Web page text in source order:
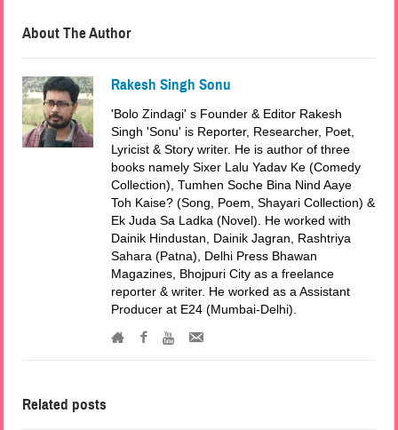
About The Author
Rakesh Singh Sonu
'Bolo Zindagi' s Founder & Editor Rakesh
Singh 'Sonu' is Reporter, Researcher, Poet,
Lyricist & Story writer. He is author of three
books namely Sixer Lalu Yadav Ke (Comedy
Collection), Tumhen Soche Bina Nind Aaye
Toh Kaise? (Song, Poem, Shayari Collection) &
Ek Juda Sa Ladka (Novel). He worked with
Dainik Hindustan, Dainik Jagran, Rashtriya
Sahara (Patna), Delhi Press Bhawan
Magazines, Bhojpuri City as a freelance
reporter & writer. He worked as a Assistant
Producer at E24 (Mumbai-Delhi).
Related posts